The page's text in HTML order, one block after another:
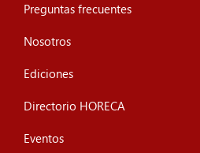
Preguntas frecuentes
Nosotros
Ediciones
Directorio HORECA
Eventos